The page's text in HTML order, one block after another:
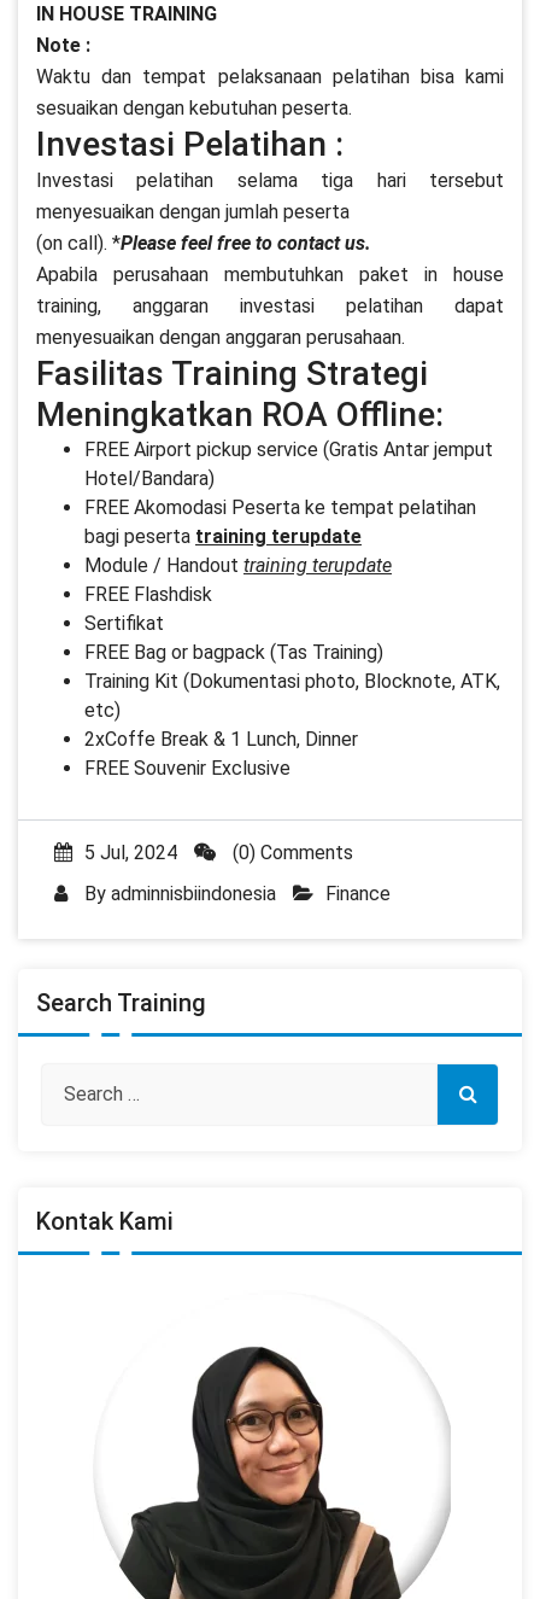
IN HOUSE TRAINING
Note :
Waktu dan tempat pelaksanaan pelatihan bisa kami
sesuaikan dengan kebutuhan peserta.
Investasi Pelatihan :
Investasi pelatihan selama tiga hari tersebut
menyesuaikan dengan jumlah peserta
(on call). *Please feel free to contact us.
Apabila perusahaan membutuhkan paket in house
training, anggaran investasi pelatihan dapat
menyesuaikan dengan anggaran perusahaan.
Fasilitas Training Strategi
Meningkatkan ROA Offline:
FREE Airport pickup service (Gratis Antar jemput
Hotel/Bandara)
FREE Akomodasi Peserta ke tempat pelatihan
bagi peserta training terupdate
Module / Handout training terupdate
FREE Flashdisk
Sertifikat
FREE Bag or bagpack (Tas Training)
Training Kit (Dokumentasi photo, Blocknote, ATK,
etc)
2xCoffe Break & 1 Lunch, Dinner
FREE Souvenir Exclusive
5 Jul, 2024
(0) Comments
By adminnisbiindonesia Finance
Search Training
Kontak Kami